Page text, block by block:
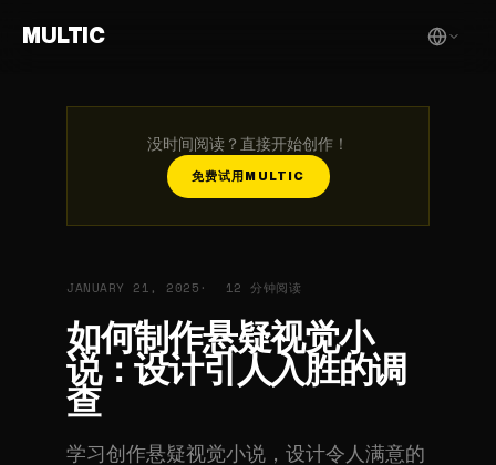
MULTIC
没时间阅读？直接开始创作！
免费试用MULTIC
JANUARY 21, 2025 12 分钟阅读
如何制作悬疑视觉小
说：设计引人入胜的调
查
学习创作悬疑视觉小说，设计令人满意的